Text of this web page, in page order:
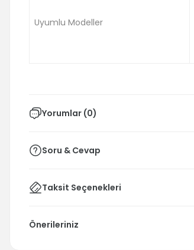
Uyumlu Modeller
Yorumlar (0)
Soru & Cevap
Taksit Seçenekleri
Önerileriniz